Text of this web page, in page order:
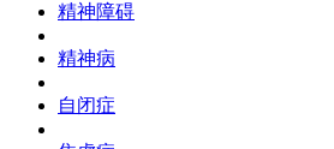
精神障碍
精神病
自闭症